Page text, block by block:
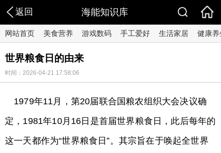
返回 海能知识库
网站首页 美食营养 游戏数码 手工爱好 生活家居 健康养
世界粮食日的由来
时间：2026-04-21 17:58:06
1979年11月，第20届联合国粮农组织大会决议确
定，1981年10月16日是首届世界粮食日，此后每年的
这一天都作为“世界粮食日”。其宗旨在于唤起全世界